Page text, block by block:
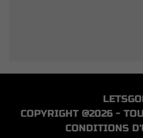
COPYRIGHT @2026 -
CONDITIONS